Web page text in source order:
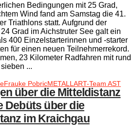
Bedingungen mit 25 Grad,
Wind fand am Samstag die 41.
Triathlons statt. Aufgrund der
Grad im Aichstruter See galt ein
400 Einzelstarterinnen und -starter
für einen neuen Teilnehmerrekord.
23 Kilometer Radfahren mit rund
...
Frauke PobricMETALLART-Team AST
über die Mitteldistanz
Debüts über die
im Kraichgau